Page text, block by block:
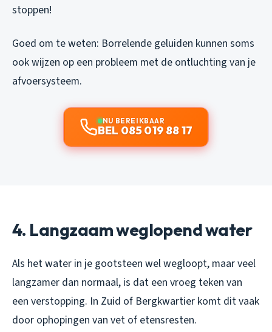
stoppen!
Goed om te weten: Borrelende geluiden kunnen soms
ook wijzen op een probleem met de ontluchting van je
afvoersysteem.
NU BEREIKBAAR
BEL 085 019 88 17
4. Langzaam weglopend water
Als het water in je gootsteen wel wegloopt, maar veel
langzamer dan normaal, is dat een vroeg teken van
een verstopping. In Zuid of Bergkwartier komt dit vaak
door ophopingen van vet of etensresten.